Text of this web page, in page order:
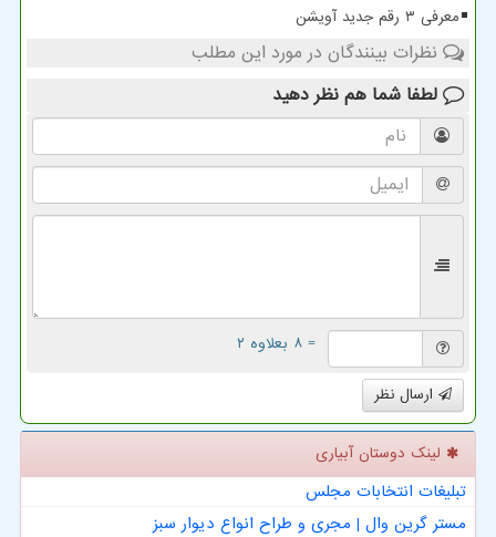
معرفی ۳ رقم جدید آویشن
نظرات بینندگان در مورد این مطلب
لطفا شما هم نظر دهید
= ۸ بعلاوه ۲
ارسال نظر
لینک دوستان آبیاری
تبلیغات انتخابات مجلس
مستر گرین وال | مجری و طراح انواع دیوار سبز